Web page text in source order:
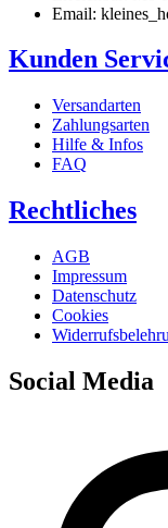
Email:
Kunden
Versandarten
Zahlungsarten
Hilfe & Infos
FAQ
Rechtliches
AGB
Impressum
Datenschutz
Cookies
Social Media